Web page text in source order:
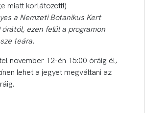
miatt korlátozott!)
a Nemzeti Botanikus Kert
ezen felül a programon
teára.
november 12-én 15:00 óráig él,
lehet a jegyet megváltani az